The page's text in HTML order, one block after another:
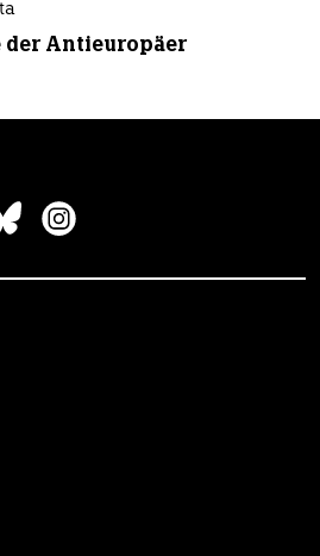
der Antieuropäer